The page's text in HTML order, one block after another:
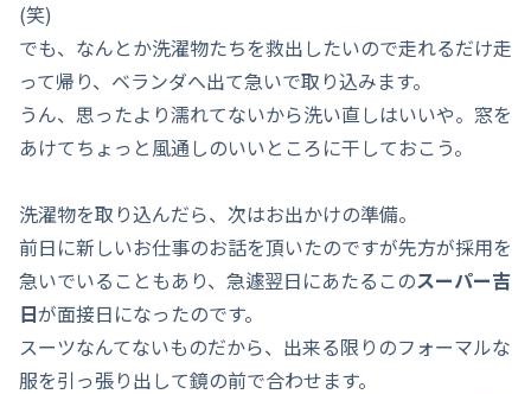
(笑)
でも、なんとか洗濯物たちを救出したいので走れるだけ走
って帰り、ベランダへ出て急いで取り込みます。
うん、思ったより濡れてないから洗い直しはいいや。窓を
あけてちょっと風通しのいいところに干しておこう。
洗濯物を取り込んだら、次はお出かけの準備。
前日に新しいお仕事のお話を頂いたのですが先方が採用を
急いでいることもあり、急遽翌日にあたるこのスーパー吉
日が面接日になったのです。
スーツなんてないものだから、出来る限りのフォーマルな
服を引っ張り出して鏡の前で合わせます。